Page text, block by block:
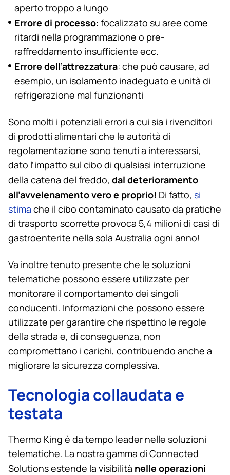
aperto troppo a lungo
Errore di processo: focalizzato su aree come
ritardi nella programmazione o pre-
raffreddamento insufficiente ecc.
Errore dell’attrezzatura: che può causare, ad
esempio, un isolamento inadeguato e unità di
refrigerazione mal funzionanti
Sono molti i potenziali errori a cui sia i rivenditori
di prodotti alimentari che le autorità di
regolamentazione sono tenuti a interessarsi,
dato l’impatto sul cibo di qualsiasi interruzione
della catena del freddo, dal deterioramento
all’avvelenamento vero e proprio! Di fatto, si
stima che il cibo contaminato causato da pratiche
di trasporto scorrette provoca 5,4 milioni di casi di
gastroenterite nella sola Australia ogni anno!
Va inoltre tenuto presente che le soluzioni
telematiche possono essere utilizzate per
monitorare il comportamento dei singoli
conducenti. Informazioni che possono essere
utilizzate per garantire che rispettino le regole
della strada e, di conseguenza, non
compromettano i carichi, contribuendo anche a
migliorare la sicurezza complessiva.
Tecnologia collaudata e
testata
Thermo King è da tempo leader nelle soluzioni
telematiche. La nostra gamma di Connected
Solutions estende la visibilità nelle operazioni